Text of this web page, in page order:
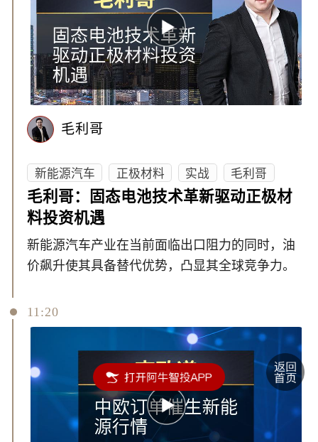
毛利哥
新能源汽车 正极材料 实战
毛利哥
毛利哥：固态电池技术革新驱动正极材
料投资机遇
新能源汽车产业在当前面临出口阻力的同时，油
价飙升使其具备替代优势，凸显其全球竞争力。
11:20